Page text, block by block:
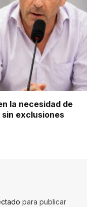
la necesidad de
exclusiones
para publicar